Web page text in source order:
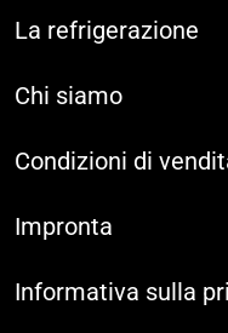
La refrigerazione
Chi siamo
Condizioni di
Impronta
Informativa sulla